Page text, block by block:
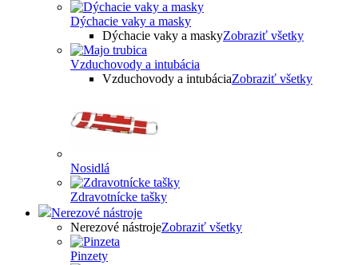
Dýchacie vaky a masky
Dýchacie vaky a maskyZobraziť všetky
Vzduchovody a intubácia
Vzduchovody a intubáciaZobraziť všetky
Nosidlá
Zdravotnícke tašky
Nerezové nástroje
Nerezové nástrojeZobraziť všetky
Pinzety